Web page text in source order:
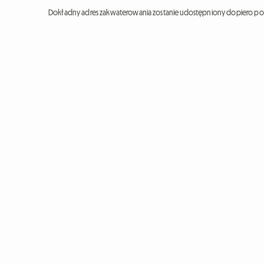
Dokładny adres zakwaterowania zostanie udostępniony dopiero